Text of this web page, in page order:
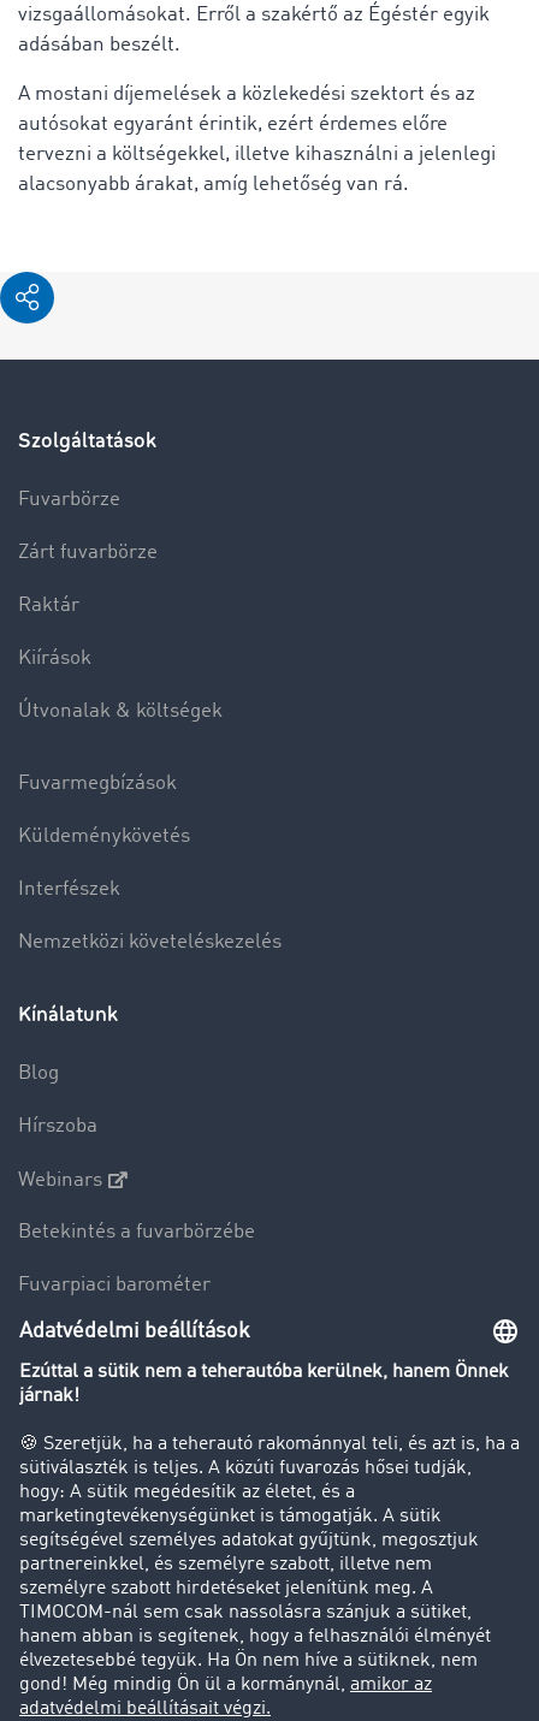
vizsgaállomásokat. Erről a szakértő az Égéstér egyik
adásában beszélt.
A mostani díjemelések a közlekedési szektort és az
autósokat egyaránt érintik, ezért érdemes előre
tervezni a költségekkel, illetve kihasználni a jelenlegi
alacsonyabb árakat, amíg lehetőség van rá.
Szolgáltatások
Fuvarbörze
Zárt fuvarbörze
Raktár
Kiírások
Útvonalak & költségek
Fuvarmegbízások
Küldeménykövetés
Interfészek
Nemzetközi követeléskezelés
Kínálatunk
Blog
Hírszoba
Webinars
Betekintés a fuvarbörzébe
Fuvarpiaci barométer
Transzportlexikon
Tehergépkocsi-forgalomkorlátozás
Cég
Sikertörténetek
Ügyfél hoz ügyfelet
Jogi információk
Impresszum